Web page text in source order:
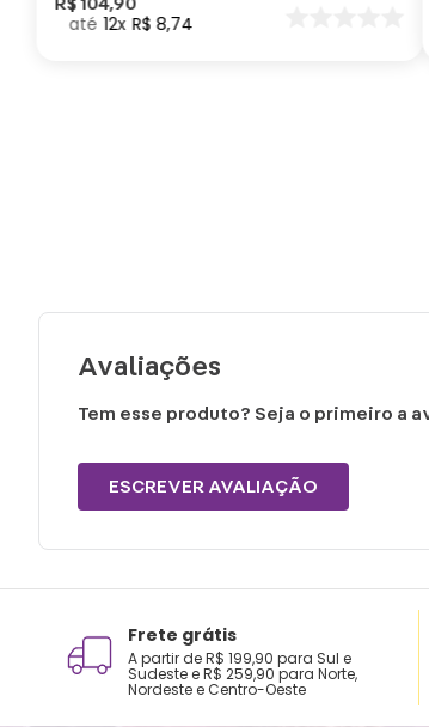
R$ 104,90
12 R$ 8,74
Avaliações
Tem esse produto? Seja o primeiro a
ESCREVER AVALIAÇÃO
Frete grátis
A partir de R$ 199,90 para Sul e
Sudeste e R$ 259,90 para Norte,
Nordeste e Centro-Oeste